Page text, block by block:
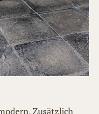
Zusätzlich